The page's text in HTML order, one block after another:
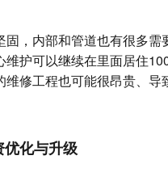
固，内部和管道也有很多需
维护可以继续在里面居住
维修工程也可能很昂贵、导
化与升级